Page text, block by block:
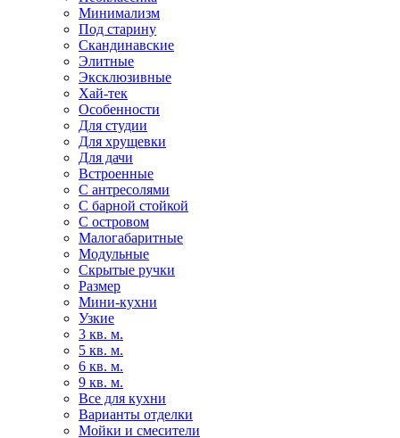
Минимализм
Под старину
Скандинавские
Элитные
Эксклюзивные
Хай-тек
Особенности
Для студии
Для хрущевки
Для дачи
Встроенные
С антресолями
С барной стойкой
С островом
Малогабаритные
Модульные
Скрытые ручки
Размер
Мини-кухни
Узкие
3 кв. м.
5 кв. м.
6 кв. м.
9 кв. м.
Все для кухни
Варианты отделки
Мойки и смесители